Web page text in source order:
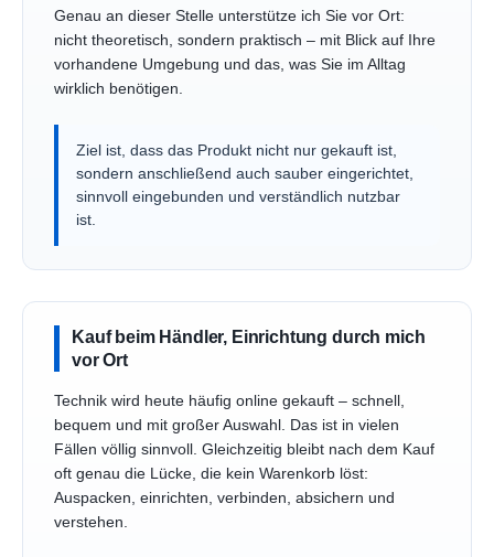
Genau an dieser Stelle unterstütze ich Sie vor Ort:
nicht theoretisch, sondern praktisch – mit Blick auf Ihre
vorhandene Umgebung und das, was Sie im Alltag
wirklich benötigen.
Ziel ist, dass das Produkt nicht nur gekauft ist,
sondern anschließend auch sauber eingerichtet,
sinnvoll eingebunden und verständlich nutzbar
ist.
Kauf beim Händler, Einrichtung durch mich
vor Ort
Technik wird heute häufig online gekauft – schnell,
bequem und mit großer Auswahl. Das ist in vielen
Fällen völlig sinnvoll. Gleichzeitig bleibt nach dem Kauf
oft genau die Lücke, die kein Warenkorb löst:
Auspacken, einrichten, verbinden, absichern und
verstehen.